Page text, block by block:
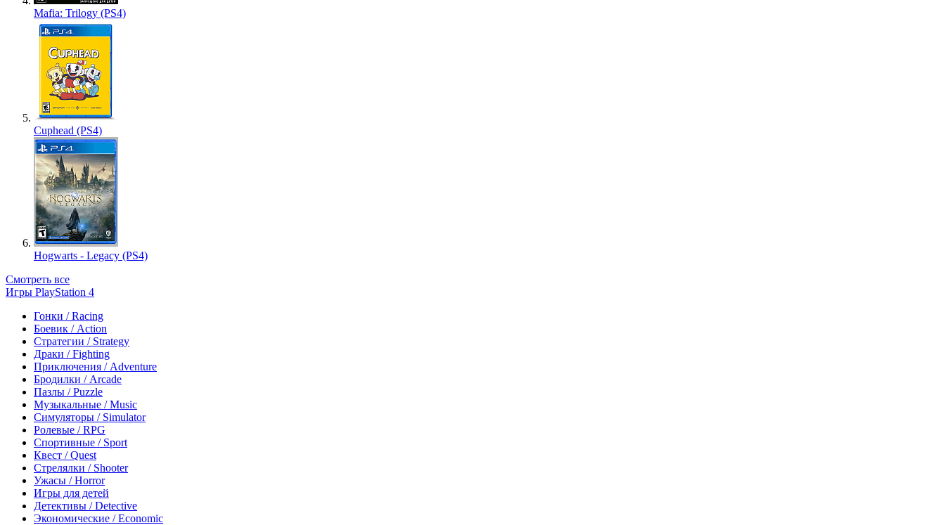
Mafia: Trilogy (PS4)
Cuphead (PS4)
Hogwarts - Legacy (PS4)
Смотреть все
Игры PlayStation 4
Гонки / Racing
Боевик / Action
Стратегии / Strategy
Драки / Fighting
Приключения / Adventure
Бродилки / Arcade
Пазлы / Puzzle
Музыкальные / Music
Симуляторы / Simulator
Ролевые / RPG
Спортивные / Sport
Квест / Quest
Стрелялки / Shooter
Ужасы / Horror
Игры для детей
Детективы / Detective
Экономические / Economic